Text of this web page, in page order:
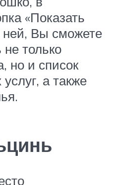
«Показать
ней, Вы сможете
только
но и список
а также